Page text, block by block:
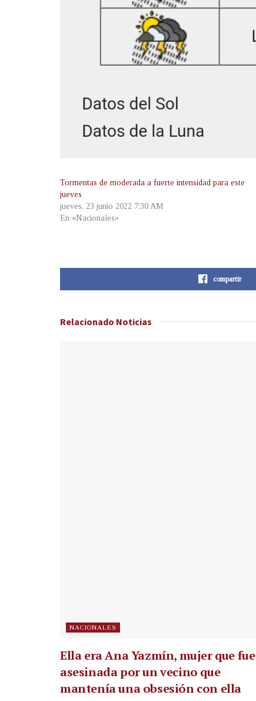
Tormentas de moderada a fuerte intensidad para este
jueves
jueves, 23 junio 2022 7:30 AM
En «Nacionales»
compartir
Relacionado Noticias
NACIONALES
Ella era Ana Yazmín, mujer que fue
asesinada por un vecino que
mantenía una obsesión con ella